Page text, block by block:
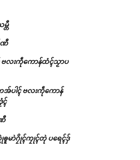
တီ
ဏီ
လးကဵုကောန်ထံၚ်သၟာပ
ါၚ် ဗလးကဵုကောန်
ၚ်
မာဲဂၠိုၚ်ကၠုၚ်တုဲ ပရေၚ်ဒှ်